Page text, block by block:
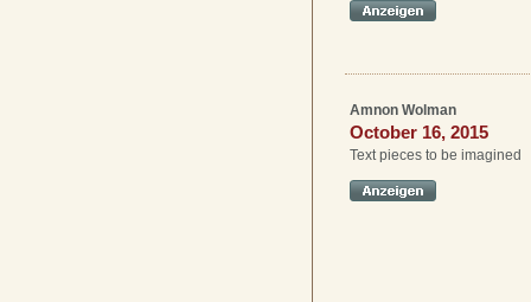
Amnon Wolman
October 16, 2015
Text pieces to be imagined